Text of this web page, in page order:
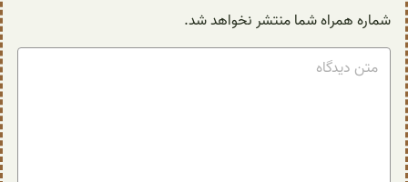
شماره همراه شما منتشر نخواهد شد.